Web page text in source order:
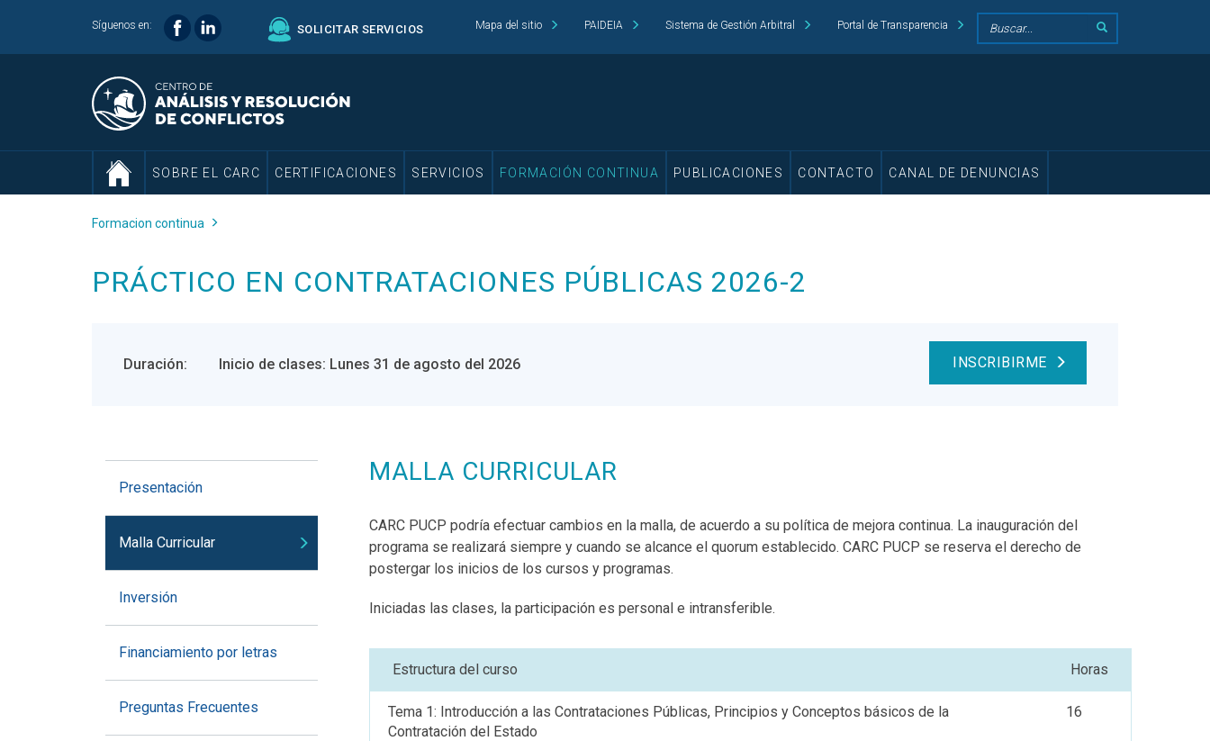
Síguenos en: SOLICITAR SERVICIOS Mapa del sitio PAIDEIA Sistema de Gestión Arbitral Portal de Transparencia
SOBRE EL CARC CERTIFICACIONES SERVICIOS FORMACIÓN CONTINUA PUBLICACIONES CONTACTO CANAL DE DENUNCIAS
Formacion continua
PRÁCTICO EN CONTRATACIONES PÚBLICAS 2026-2
Duración: Inicio de clases: Lunes 31 de agosto del 2026 INSCRIBIRME
Presentación
Malla Curricular
Inversión
Financiamiento por letras
Preguntas Frecuentes
MALLA CURRICULAR
CARC PUCP podría efectuar cambios en la malla, de acuerdo a su política de mejora continua. La inauguración del
programa se realizará siempre y cuando se alcance el quorum establecido. CARC PUCP se reserva el derecho de
postergar los inicios de los cursos y programas.
Iniciadas las clases, la participación es personal e intransferible.
Estructura del curso Horas
Tema 1: Introducción a las Contrataciones Públicas, Principios y Conceptos básicos de la
Contratación del Estado
16